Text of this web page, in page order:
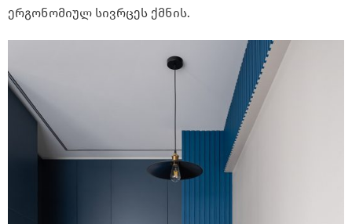
ერგონომიულ სივრცეს ქმნის.